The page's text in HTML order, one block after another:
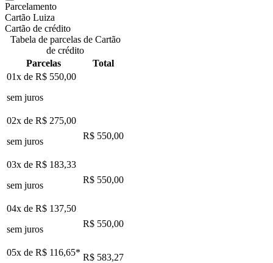
Parcelamento
Cartão Luiza
Cartão de crédito
Tabela de parcelas de Cartão
de crédito
Parcelas
Total
01x de R$ 550,00
sem juros
02x de R$ 275,00
sem juros
R$ 550,00
03x de R$ 183,33
sem juros
R$ 550,00
04x de R$ 137,50
sem juros
R$ 550,00
05x de R$ 116,65* R$ 583,27